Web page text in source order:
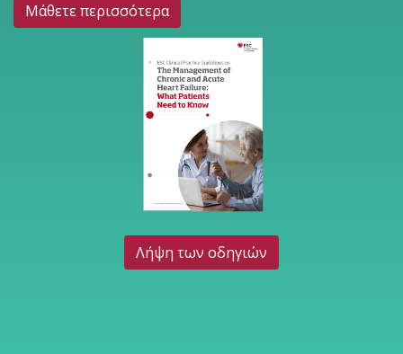
Μάθετε περισσότερα
Λήψη των οδηγιών